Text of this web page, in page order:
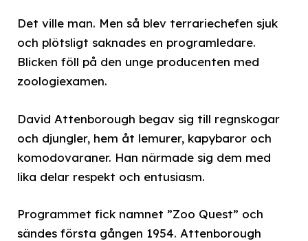
Det ville man. Men så blev terrariechefen sjuk
och plötsligt saknades en programledare.
Blicken föll på den unge producenten med
zoologiexamen.
David Attenborough begav sig till regnskogar
och djungler, hem åt lemurer, kapybaror och
komodovaraner. Han närmade sig dem med
lika delar respekt och entusiasm.
Programmet fick namnet ”Zoo Quest” och
sändes första gången 1954. Attenborough